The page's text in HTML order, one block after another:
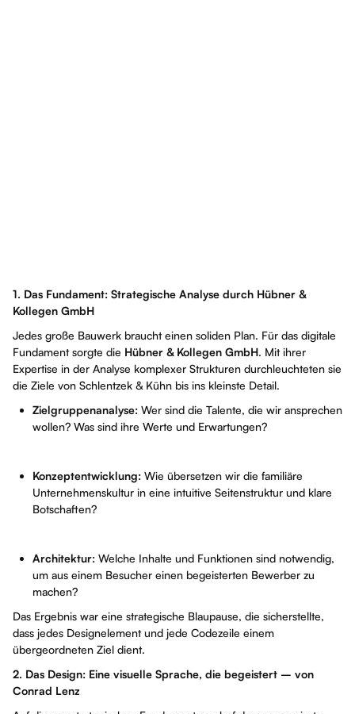
1. Das Fundament: Strategische Analyse durch Hübner &
Kollegen GmbH
Jedes große Bauwerk braucht einen soliden Plan. Für das digitale
Fundament sorgte die Hübner & Kollegen GmbH. Mit ihrer
Expertise in der Analyse komplexer Strukturen durchleuchteten sie
die Ziele von Schlentzek & Kühn bis ins kleinste Detail.
Zielgruppenanalyse: Wer sind die Talente, die wir ansprechen
wollen? Was sind ihre Werte und Erwartungen?
Konzeptentwicklung: Wie übersetzen wir die familiäre
Unternehmenskultur in eine intuitive Seitenstruktur und klare
Botschaften?
Architektur: Welche Inhalte und Funktionen sind notwendig,
um aus einem Besucher einen begeisterten Bewerber zu
machen?
Das Ergebnis war eine strategische Blaupause, die sicherstellte,
dass jedes Designelement und jede Codezeile einem
übergeordneten Ziel dient.
2. Das Design: Eine visuelle Sprache, die begeistert – von
Conrad Lenz